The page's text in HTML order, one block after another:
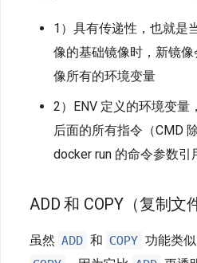
1）具有传递性，也就是
像的基础镜像时，新镜
像所有的环境变量
2）ENV 定义的环境变量
后面的所有指令（CMD
docker run 的命令参数引
ADD 和 COPY（复制文
虽然 ADD 和 COPY 功能类